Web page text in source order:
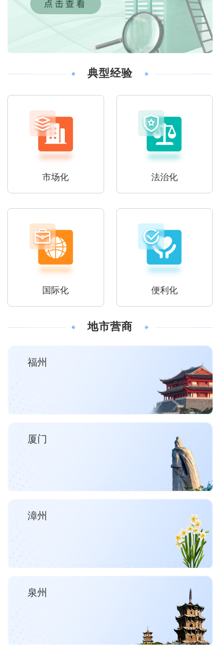
典型经验
市场化 法治化
国际化 便利化
地市营商
福州
厦门
漳州
泉州